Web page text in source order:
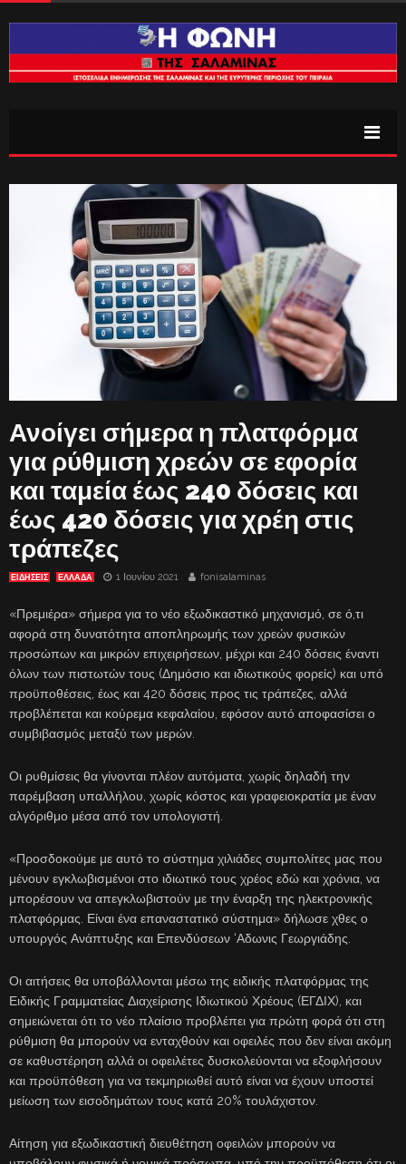
Ανοίγει σήμερα η πλατφόρμα
για ρύθμιση χρεών σε εφορία
και ταμεία έως 240 δόσεις και
έως 420 δόσεις για χρέη στις
τράπεζες
ΕΙΔΗΣΕΙΣ ΕΛΛΑΔΑ 1 Ιουνίου 2021 fonisalaminas
«Πρεμιέρα» σήμερα για το νέο εξωδικαστικό μηχανισμό, σε ό,τι
αφορά στη δυνατότητα αποπληρωμής των χρεών φυσικών
προσώπων και μικρών επιχειρήσεων, μέχρι και 240 δόσεις έναντι
όλων των πιστωτών τους (Δημόσιο και ιδιωτικούς φορείς) και υπό
προϋποθέσεις, έως και 420 δόσεις προς τις τράπεζες, αλλά
προβλέπεται και κούρεμα κεφαλαίου, εφόσον αυτό αποφασίσει ο
συμβιβασμός μεταξύ των μερών.
Οι ρυθμίσεις θα γίνονται πλέον αυτόματα, χωρίς δηλαδή την
παρέμβαση υπαλλήλου, χωρίς κόστος και γραφειοκρατία με έναν
αλγόριθμο μέσα από τον υπολογιστή.
«Προσδοκούμε με αυτό το σύστημα χιλιάδες συμπολίτες μας που
μένουν εγκλωβισμένοι στο ιδιωτικό τους χρέος εδώ και χρόνια, να
μπορέσουν να απεγκλωβιστούν με την έναρξη της ηλεκτρονικής
πλατφόρμας. Είναι ένα επαναστατικό σύστημα» δήλωσε χθες ο
υπουργός Ανάπτυξης και Επενδύσεων ‘Αδωνις Γεωργιάδης.
Οι αιτήσεις θα υποβάλλονται μέσω της ειδικής πλατφόρμας της
Ειδικής Γραμματείας Διαχείρισης Ιδιωτικού Χρέους (ΕΓΔΙΧ), και
σημειώνεται ότι το νέο πλαίσιο προβλέπει για πρώτη φορά ότι στη
ρύθμιση θα μπορούν να ενταχθούν και οφειλές που δεν είναι ακόμη
σε καθυστέρηση αλλά οι οφειλέτες δυσκολεύονται να εξοφλήσουν
και προϋπόθεση για να τεκμηριωθεί αυτό είναι να έχουν υποστεί
μείωση των εισοδημάτων τους κατά 20% τουλάχιστον.
Αίτηση για εξωδικαστική διευθέτηση οφειλών μπορούν να